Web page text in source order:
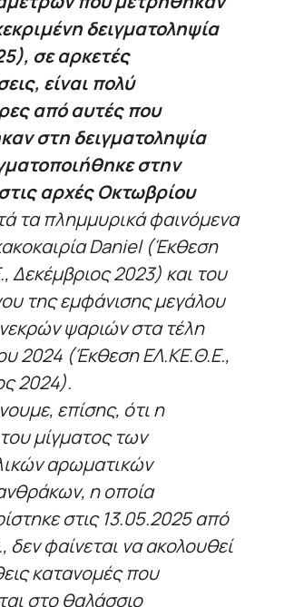
δειγματοληψία
σε αρκετές
είναι πολύ
από αυτές που
στη δειγματοληψία
στην
αρχές Οκτωβρίου
τα πλημμυρικά φαινόμενα
Daniel (Έκθεση
Δεκέμβριος 2023) και του
της εμφάνισης μεγάλου
ψαριών στα τέλη
2024 (Έκθεση ΕΛ.ΚΕ.Θ.Ε.,
2024).
επίσης, ότι η
μίγματος των
αρωματικών
η οποία
στις 13.05.2025 από
δεν φαίνεται να ακολουθεί
κατανομές που
στο θαλάσσιο